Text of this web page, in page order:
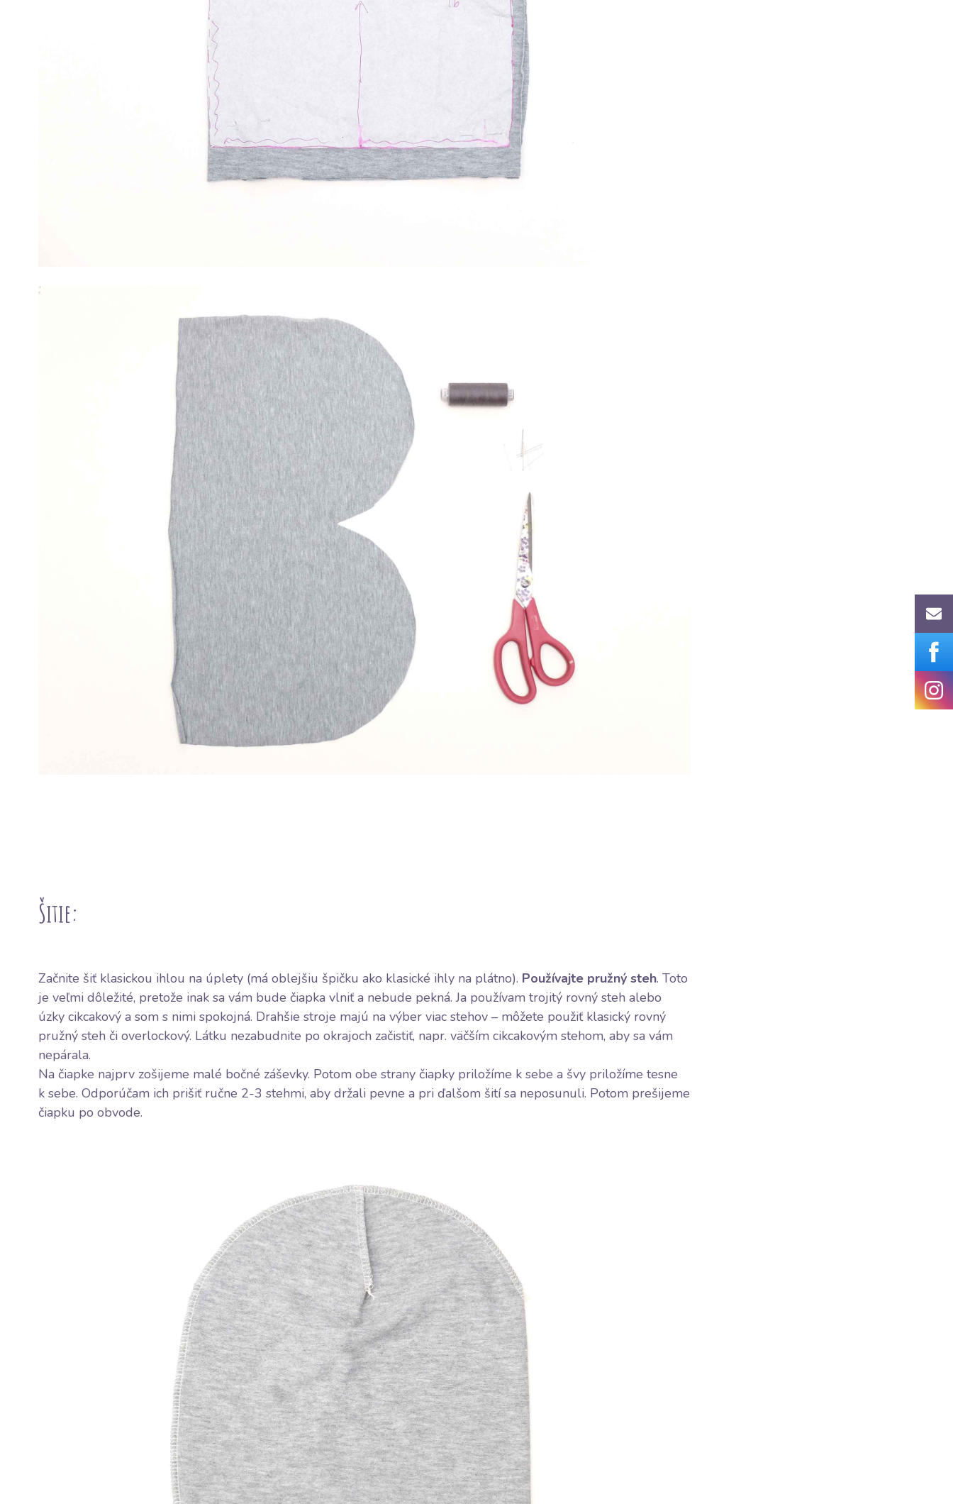
Šitie:
Začnite šiť klasickou ihlou na úplety (má oblejšiu špičku ako klasické ihly na plátno). Používajte pružný steh. Toto
je veľmi dôležité, pretože inak sa vám bude čiapka vlniť a nebude pekná. Ja používam trojitý rovný steh alebo
úzky cikcakový a som s nimi spokojná. Drahšie stroje majú na výber viac stehov – môžete použiť klasický rovný
pružný steh či overlockový. Látku nezabudnite po okrajoch začistiť, napr. väčším cikcakovým stehom, aby sa vám
nepárala.
Na čiapke najprv zošijeme malé bočné záševky. Potom obe strany čiapky priložíme k sebe a švy priložíme tesne
k sebe. Odporúčam ich prišiť ručne 2-3 stehmi, aby držali pevne a pri ďalšom šití sa neposunuli. Potom prešijeme
čiapku po obvode.